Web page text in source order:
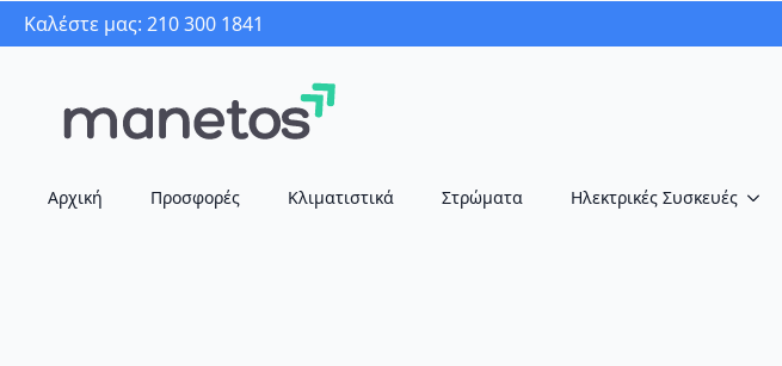
Καλέστε μας: 210 300 1841
Αρχική Προσφορές Κλιματιστικά Στρώματα Ηλεκτρικές Συσκευές